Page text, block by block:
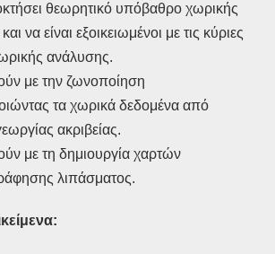
θεωρητικό υπόβαθρο χωρικής
να είναι εξοικειωμένοι με τις κύριες
ανάλυσης.
με την ζωνοποίηση
τα χωρικά δεδομένα από
ακριβείας.
με τη δημιουργία χαρτών
λιπάσματος.